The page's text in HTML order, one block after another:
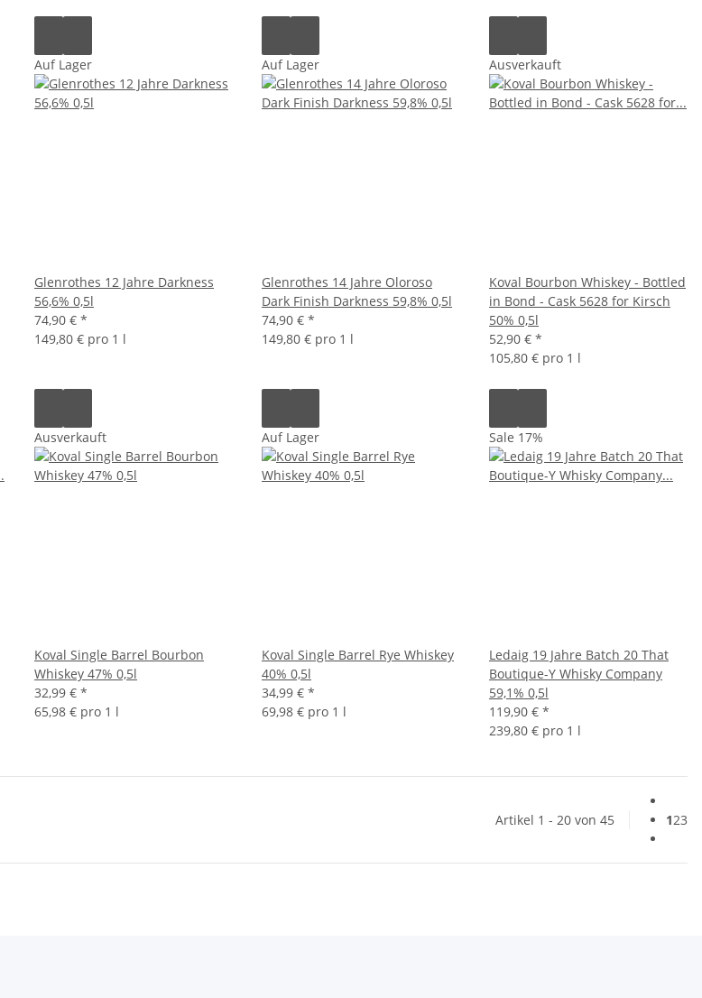
Auf Lager
Glenrothes 12 Jahre Darkness
56,6% 0,5l
74,90 € *
149,80 € pro 1 l
Auf Lager
Glenrothes 14 Jahre Oloroso
Dark Finish Darkness 59,8% 0,5l
74,90 € *
149,80 € pro 1 l
Ausverkauft
Koval Bourbon Whiskey - Bottled
in Bond - Cask 5628 for Kirsch
50% 0,5l
52,90 € *
105,80 € pro 1 l
Ausverkauft
Koval Single Barrel Bourbon
Whiskey 47% 0,5l
32,99 € *
65,98 € pro 1 l
Auf Lager
Koval Single Barrel Rye Whiskey
40% 0,5l
34,99 € *
69,98 € pro 1 l
Sale 17%
Ledaig 19 Jahre Batch 20 That
Boutique-Y Whisky Company
59,1% 0,5l
119,90 € *
239,80 € pro 1 l
Artikel 1 - 20 von 45 123